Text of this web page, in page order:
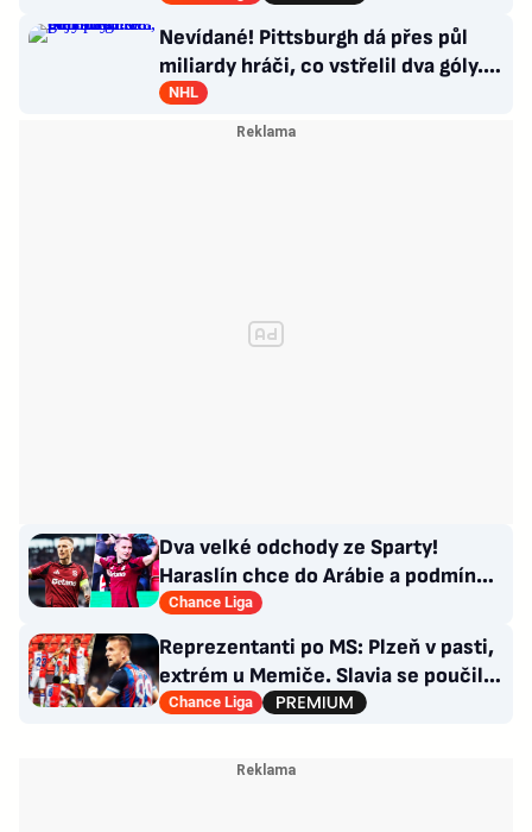
Nevídané! Pittsburgh dá přes půl
miliardy hráči, co vstřelil dva góly.
GM se hájí
NHL
Dva velké odchody ze Sparty!
Haraslín chce do Arábie a podmínky
Kuchtova transferu
Chance Liga
Reprezentanti po MS: Plzeň v pasti,
extrém u Memiče. Slavia se poučila,
co Sparta?
Chance Liga